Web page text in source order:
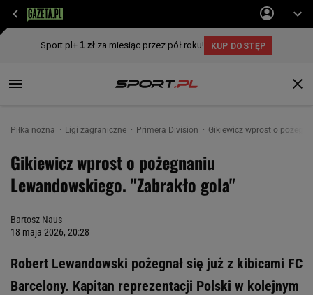
Piłka nożna Ligi zagraniczne Primera Division Gikiewicz wprost o
Gikiewicz wprost o pożegnaniu
Lewandowskiego. "Zabrakło gola"
Bartosz Naus
18 maja 2026, 20:28
Robert Lewandowski pożegnał się już z kibicami FC
Barcelony. Kapitan reprezentacji Polski w kolejnym